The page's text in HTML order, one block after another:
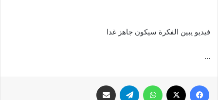
فيديو يبين الفكرة سيكون جاهز غدا
…